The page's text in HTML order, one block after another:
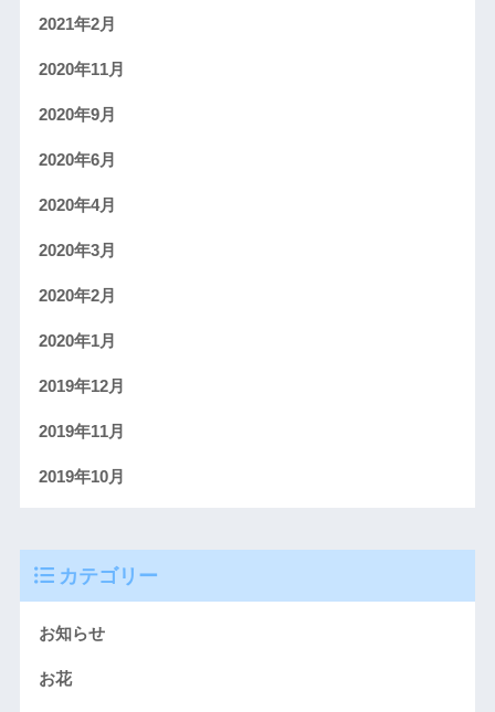
2021年2月
2020年11月
2020年9月
2020年6月
2020年4月
2020年3月
2020年2月
2020年1月
2019年12月
2019年11月
2019年10月
カテゴリー
お知らせ
お花